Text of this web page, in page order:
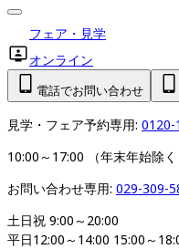
フェア・見学
オンライン
電話でお問い合わせ
見学・フェア予約専用: 0120-
10:00～17:00 （年末年始除く
お問い合わせ専用: 029-309-
土日祝 9:00～20:00
平日12:00～14:00 15:00～